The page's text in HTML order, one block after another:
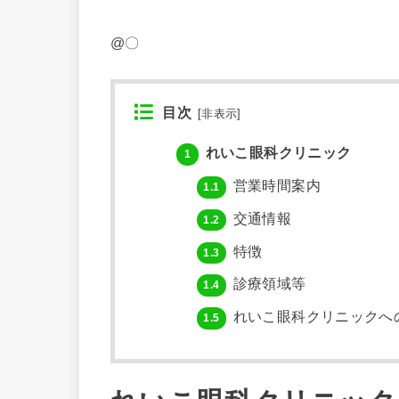
@〇
目次 [非表示
1 れいこ眼科クリニック
1.1 営業時間案内
1.2 交通情報
1.3 特徴
1.4 診療領域等
1.5 れいこ眼科クリニックへ